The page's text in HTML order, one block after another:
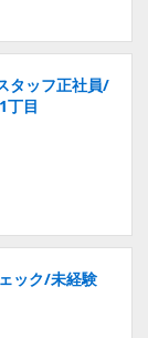
タッフ正社員/
丁目
ック/未経験